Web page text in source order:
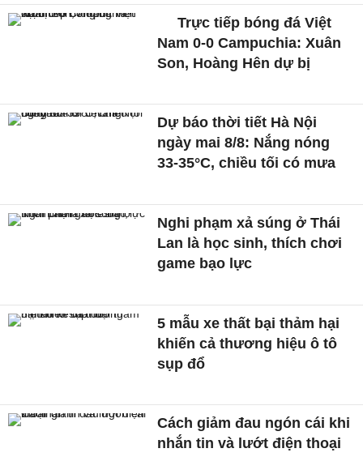
Trực tiếp bóng đá Việt
Nam 0-0 Campuchia: Xuân
Son, Hoàng Hên dự bị
Dự báo thời tiết Hà Nội
ngày mai 8/8: Nắng nóng
33-35°C, chiều tối có mưa
Nghi phạm xả súng ở Thái
Lan là học sinh, thích chơi
game bạo lực
5 mẫu xe thất bại thảm hại
khiến cả thương hiệu ô tô
sụp đổ
Cách giảm đau ngón cái khi
nhắn tin và lướt điện thoại